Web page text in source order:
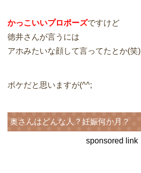
かっこいいプロポーズですけど
徳井さんが言うには
アホみたいな顔して言ってたとか(笑)
ボケだと思いますが(^^;
奥さんはどんな人？妊娠何か月？
sponsored link